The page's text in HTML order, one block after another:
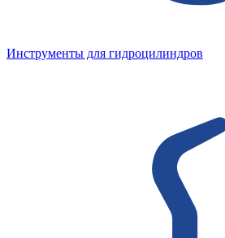
Инструменты для гидроцилиндров